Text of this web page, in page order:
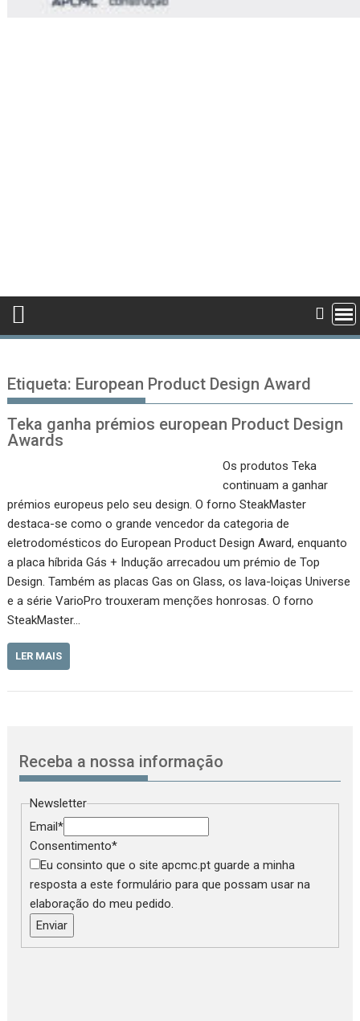
Etiqueta: European Product Design Award
Teka ganha prémios european Product Design
Awards
Os produtos Teka
continuam a ganhar
prémios europeus pelo seu design. O forno SteakMaster
destaca-se como o grande vencedor da categoria de
eletrodomésticos do European Product Design Award, enquanto
a placa híbrida Gás + Indução arrecadou um prémio de Top
Design. Também as placas Gas on Glass, os lava-loiças Universe
e a série VarioPro trouxeram menções honrosas. O forno
SteakMaster…
LER MAIS
Receba a nossa informação
Newsletter
Email *
Consentimento*
Eu consinto que o site apcmc.pt guarde a minha
resposta a este formulário para que possam usar na
elaboração do meu pedido.
Enviar